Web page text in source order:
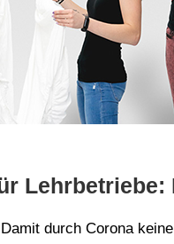
durch Corona